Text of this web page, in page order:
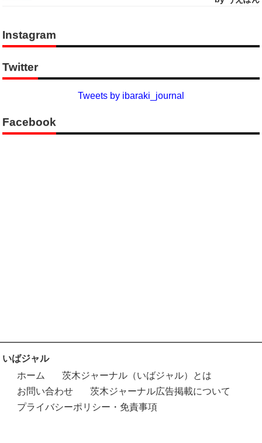
Instagram
Twitter
Tweets by ibaraki_journal
Facebook
いばジャル
ホーム
茨木ジャーナル（いばジャル）とは
お問い合わせ
茨木ジャーナル広告掲載について
プライバシーポリシー・免責事項